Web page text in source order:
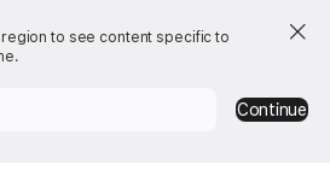
to see content specific to
Continue